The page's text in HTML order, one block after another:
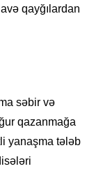
qayğılardan
səbir və
qazanmağa
yanaşma tələb